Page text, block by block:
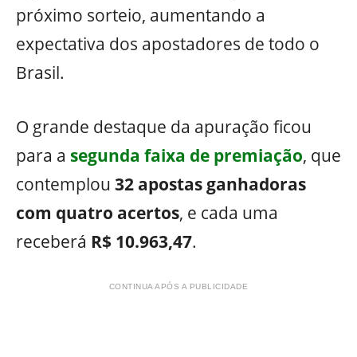
próximo sorteio, aumentando a
expectativa dos apostadores de todo o
Brasil.
O grande destaque da apuração ficou
para a segunda faixa de premiação, que
contemplou 32 apostas ganhadoras
com quatro acertos, e cada uma
receberá R$ 10.963,47.
CONTINUA APÓS A PUBLICIDADE